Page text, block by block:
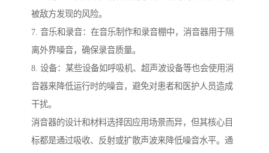
被敌方发现的风险。
7. 音乐和录音：在音乐制作和录音棚中，消音器用于隔
离外界噪音，确保录音质量。
8. 设备：某些设备如呼吸机、超声波设备等也会使用消
音器来降低运行时的噪音，避免对患者和医护人员造成
干扰。
消音器的设计和材料选择因应用场景而异，但其核心目
标都是通过吸收、反射或扩散声波来降低噪音水平。通